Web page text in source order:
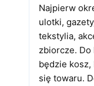
Najpierw
ulotki,
tekstylia,
zbiorcze.
będzie
się towaru.